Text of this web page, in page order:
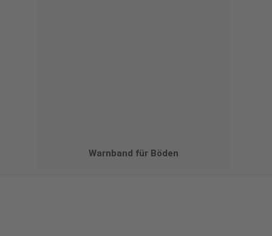
Warnband für Böden